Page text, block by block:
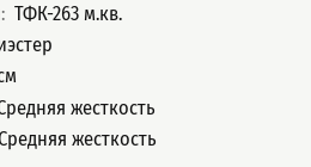
: ТФК-263 м.кв.
жесткость
жесткость